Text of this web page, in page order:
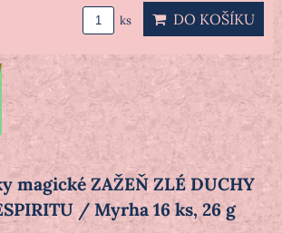
ks DO KOŠÍKU
magické ZAŽEŇ ZLÉ DUCHY
/ Myrha 16 ks, 26 g